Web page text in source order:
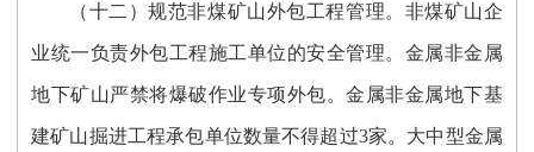
（十二）规范非煤矿山外包工程管理。非煤矿山企
业统一负责外包工程施工单位的安全管理。金属非金属
地下矿山严禁将爆破作业专项外包。金属非金属地下基
建矿山掘进工程承包单位数量不得超过3家。大中型金属